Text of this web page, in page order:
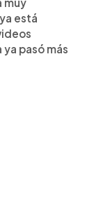
está
pasó más